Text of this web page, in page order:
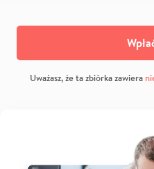
Uważasz, że ta zbiórka zawiera